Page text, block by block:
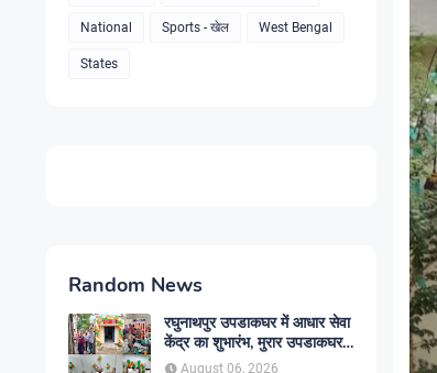
National Sports - खेल West Bengal
States
Random News
रघुनाथपुर उपडाकघर में आधार सेवा
केंद्र का शुभारंभ, मुरार उपडाकघर
नए भवन में हुआ स्थानांतरित
August 06, 2026